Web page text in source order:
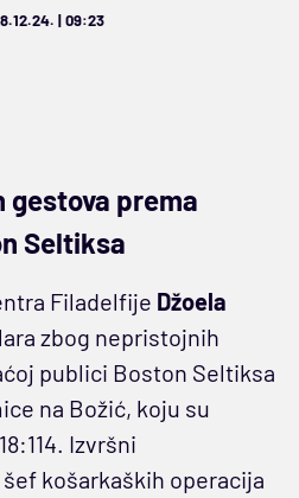
| 09:23
gestova prema
Seltiksa
Filadelfije Džoela
zbog nepristojnih
publici Boston Seltiksa
na Božić, koju su
Izvršni
košarkaških operacija